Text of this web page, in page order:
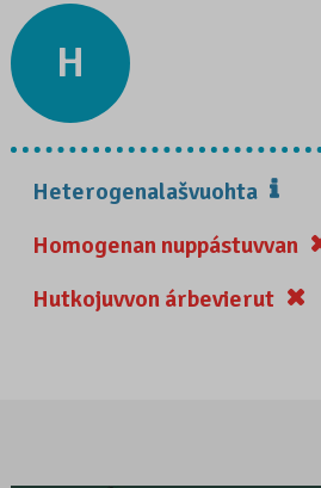
H
Heterogenalašvuohta
Homogenan nuppástuvvan
Hutkojuvvon árbevierut